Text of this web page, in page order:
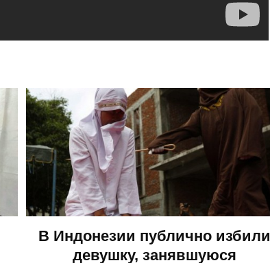
В Индонезии публично избили
девушку, занявшуюся